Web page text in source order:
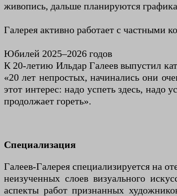
живопись, дальше планируются
Галерея активно работает с частными
Юбилей 2025–2026 годов
К 20-летию Ильдар Галеев выпустил
«20 лет непростых, начинались они
этот интерес: надо успеть здесь, надо
продолжает гореть».
Специализация
Галеев-Галерея специализируется на
неизученных слоев визуального
аспекты работ признанных